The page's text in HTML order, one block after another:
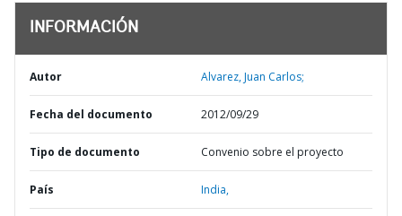
INFORMACIÓN
Autor Alvarez, Juan Carlos;
Fecha del documento 2012/09/29
Tipo de documento Convenio sobre el proyecto
País India,